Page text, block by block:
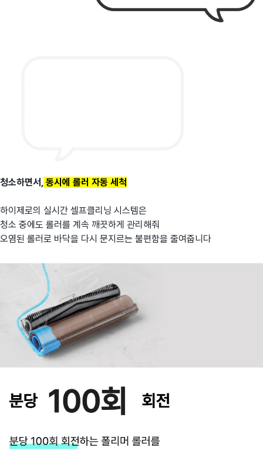
청소하면서, 동시에 롤러 자동 세척
하이제로의 실시간 셀프클리닝 시스템은
청소 중에도 롤러를 계속 깨끗하게 관리해줘
오염된 롤러로 바닥을 다시 문지르는 불편함을 줄여줍니다